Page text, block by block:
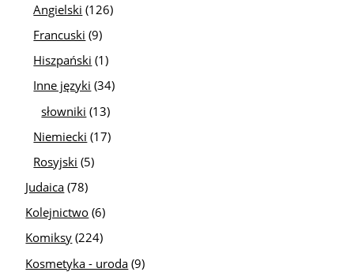
Angielski (126)
Francuski (9)
Hiszpański (1)
Inne języki (34)
słowniki (13)
Niemiecki (17)
Rosyjski (5)
Judaica (78)
Kolejnictwo (6)
Komiksy (224)
Kosmetyka - uroda (9)